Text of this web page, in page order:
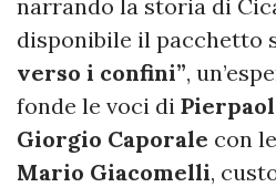
narrando la storia di
disponibile il pacchetto
verso i confini”,
fonde le voci di
Giorgio Caporale con
Mario Giacomelli,